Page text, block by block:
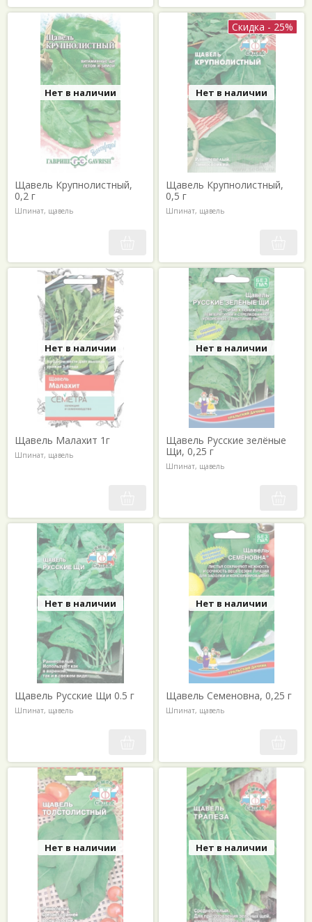
Нет в наличии
Щавель Крупнолистный,
0,2 г
Шпинат, щавель
Нет в наличии
Скидка - 25%
Щавель Крупнолистный,
0,5 г
Шпинат, щавель
Нет в наличии
Щавель Малахит 1г
Шпинат, щавель
Нет в наличии
Щавель Русские зелёные
Щи, 0,25 г
Шпинат, щавель
Нет в наличии
Щавель Русские Щи 0.5 г
Шпинат, щавель
Нет в наличии
Щавель Семеновна, 0,25 г
Шпинат, щавель
Нет в наличии Нет в наличии